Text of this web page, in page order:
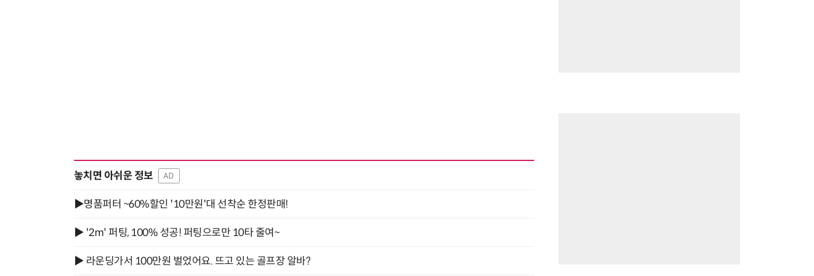
놓치면 아쉬운 정보 AD
▶명품퍼터 ~60%할인 '10만원'대 선착순 한정판매!
▶ '2m' 퍼팅, 100% 성공! 퍼팅으로만 10타 줄여~
▶ 라운딩가서 100만원 벌었어요. 뜨고 있는 골프장 알바?